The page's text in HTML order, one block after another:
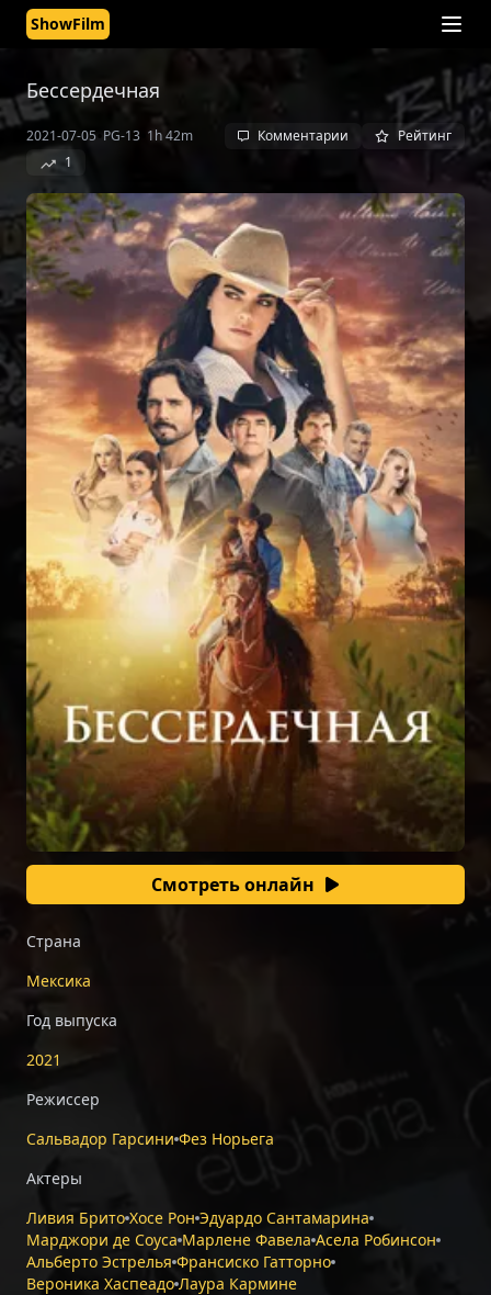
ShowFilm
Бессердечная
2021-07-05 PG-13 1h 42m Комментарии
Рейтинг
1
Смотреть онлайн
Страна
Мексика
Год выпуска
2021
Режиссер
Сальвадор Гарсини Фез Норьега
Актеры
Ливия Брито Хосе Рон Эдуардо Сантамарина
Марджори де Соуса Марлене Фавела Асела Робинсон
Альберто Эстрелья Франсиско Гатторно
Вероника Хаспеадо Лаура Кармине